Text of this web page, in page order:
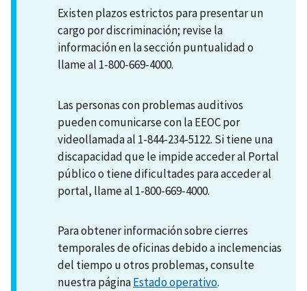
Existen plazos estrictos para presentar un
cargo por discriminación; revise la
información en la sección puntualidad o
llame al 1-800-669-4000.
Las personas con problemas auditivos
pueden comunicarse con la EEOC por
videollamada al 1-844-234-5122. Si tiene una
discapacidad que le impide acceder al Portal
público o tiene dificultades para acceder al
portal, llame al 1-800-669-4000.
Para obtener información sobre cierres
temporales de oficinas debido a inclemencias
del tiempo u otros problemas, consulte
nuestra páginaEstado operativo.